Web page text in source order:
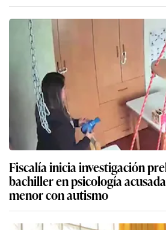
Fiscalía inicia investigación
bachiller en psicología
menor con autismo